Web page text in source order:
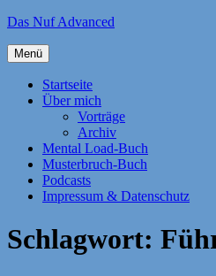
Zum
springen
Das Nuf Advanced
Menü
Startseite
Über mich
Vorträge
Archiv
Mental Load-Buch
Musterbruch-Buch
Podcasts
Impressum & Datenschutz
Schlagwort: